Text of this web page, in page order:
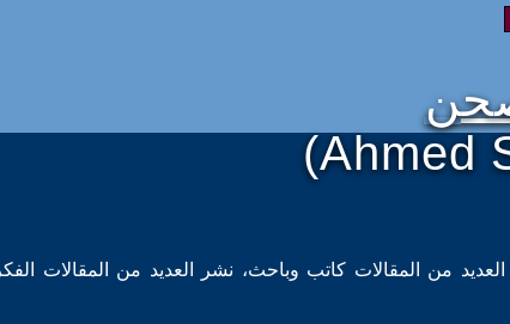
(Ahmed
من المقالات كاتب وباحث، نشر العديد من المقالات